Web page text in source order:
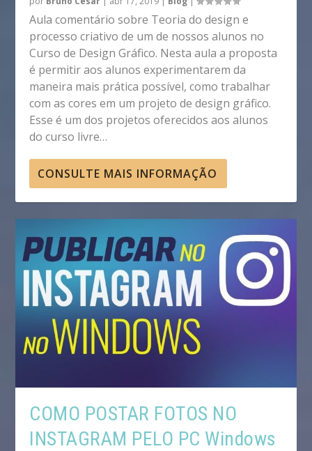
Aula comentário sobre Teoria do design e
processo criativo de um de nossos alunos no
Curso de Design Gráfico. Nesta aula a proposta
é permitir aos alunos experimentarem da
maneira mais prática possível, como trabalhar
com as cores em um projeto de design gráfico.
Esse é um dos projetos oferecidos aos alunos
do curso livre…
CONSULTE MAIS INFORMAÇÃO
COMO POSTAR FOTOS NO
INSTAGRAM PELO PC Windows